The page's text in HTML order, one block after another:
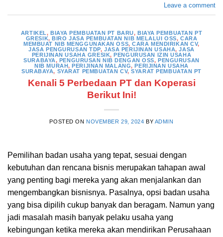
Leave a comment
ARTIKEL, BIAYA PEMBUATAN PT BARU, BIAYA PEMBUATAN PT
GRESIK,BIRO JASA PEMBUATAN NIB MELALUI OSS, CARA
MEMBUAT NIB MENGGUNAKAN OSS,CARA MENDIRIKAN CV,
JASA PENGURUSAN TDP,JASA PERIJINAN USAHA,JASA
PERIJINAN USAHA GRESIK,PENGURUSAN IZIN USAHA
SURABAYA, PENGURUSAN NIB DENGAN OSS,PENGURUSAN
NIB MURAH,PERIJINAN MALANG,PERIJINAN USAHA
SURABAYA, SYARAT PEMBUATAN CV,SYARAT PEMBUATAN PT
Kenali 5 Perbedaan PT dan Koperasi
Berikut Ini!
POSTED ON NOVEMBER 29, 2024 BY ADMIN
Pemilihan badan usaha yang tepat, sesuai dengan
kebutuhan dan rencana bisnis merupakan tahapan awal
yang penting bagi mereka yang akan menjalankan dan
mengembangkan bisnisnya. Pasalnya, opsi badan usaha
yang bisa dipilih cukup banyak dan beragam. Namun yang
jadi masalah masih banyak pelaku usaha yang
kebingungan ketika mereka akan mendirikan Perusahaan